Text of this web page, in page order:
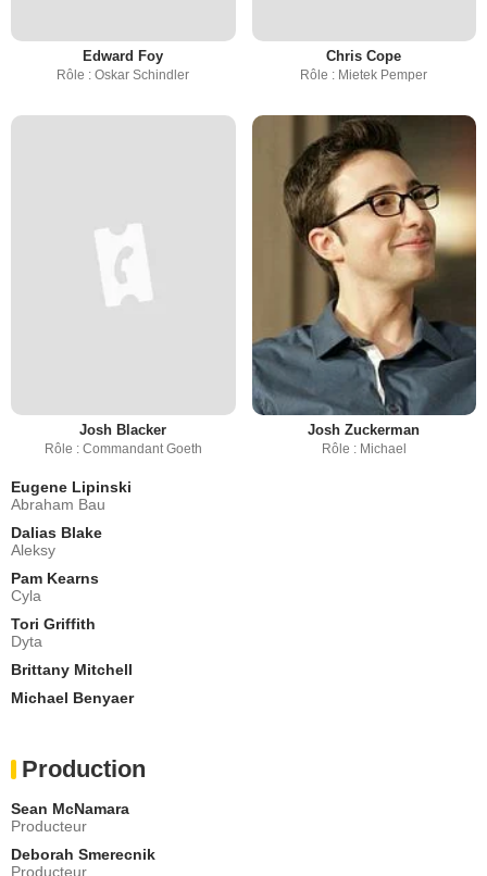
Edward Foy
Rôle : Oskar Schindler
Chris Cope
Rôle : Mietek Pemper
Josh Blacker
Rôle : Commandant Goeth
Josh Zuckerman
Rôle : Michael
Eugene Lipinski
Abraham Bau
Dalias Blake
Aleksy
Pam Kearns
Cyla
Tori Griffith
Dyta
Brittany Mitchell
Michael Benyaer
Production
Sean McNamara
Producteur
Deborah Smerecnik
Producteur